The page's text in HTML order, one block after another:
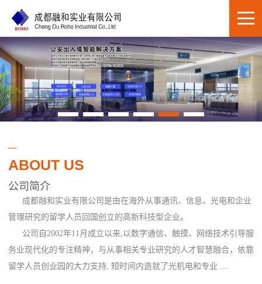
ABOUT US
公司简介
成都融和实业有限公司是由在海外从事通讯、信息、光电和企业
管理研究的留学人员回国创立的高新科技型企业。
公司自2002年11月成立以来,以数字通信、触摸、网络技术引导服
务业现代化的专注精神，与从事相关专业研究的人才智慧融合，依靠
留学人员创业园的大力支持, 短时间内造就了光机电和专业 …